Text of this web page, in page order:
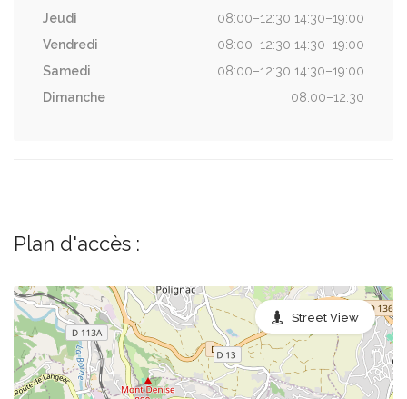
Jeudi
08:00–12:30 14:30–19:00
Vendredi
08:00–12:30 14:30–19:00
Samedi
08:00–12:30 14:30–19:00
Dimanche
08:00–12:30
Plan d'accès :
Street View